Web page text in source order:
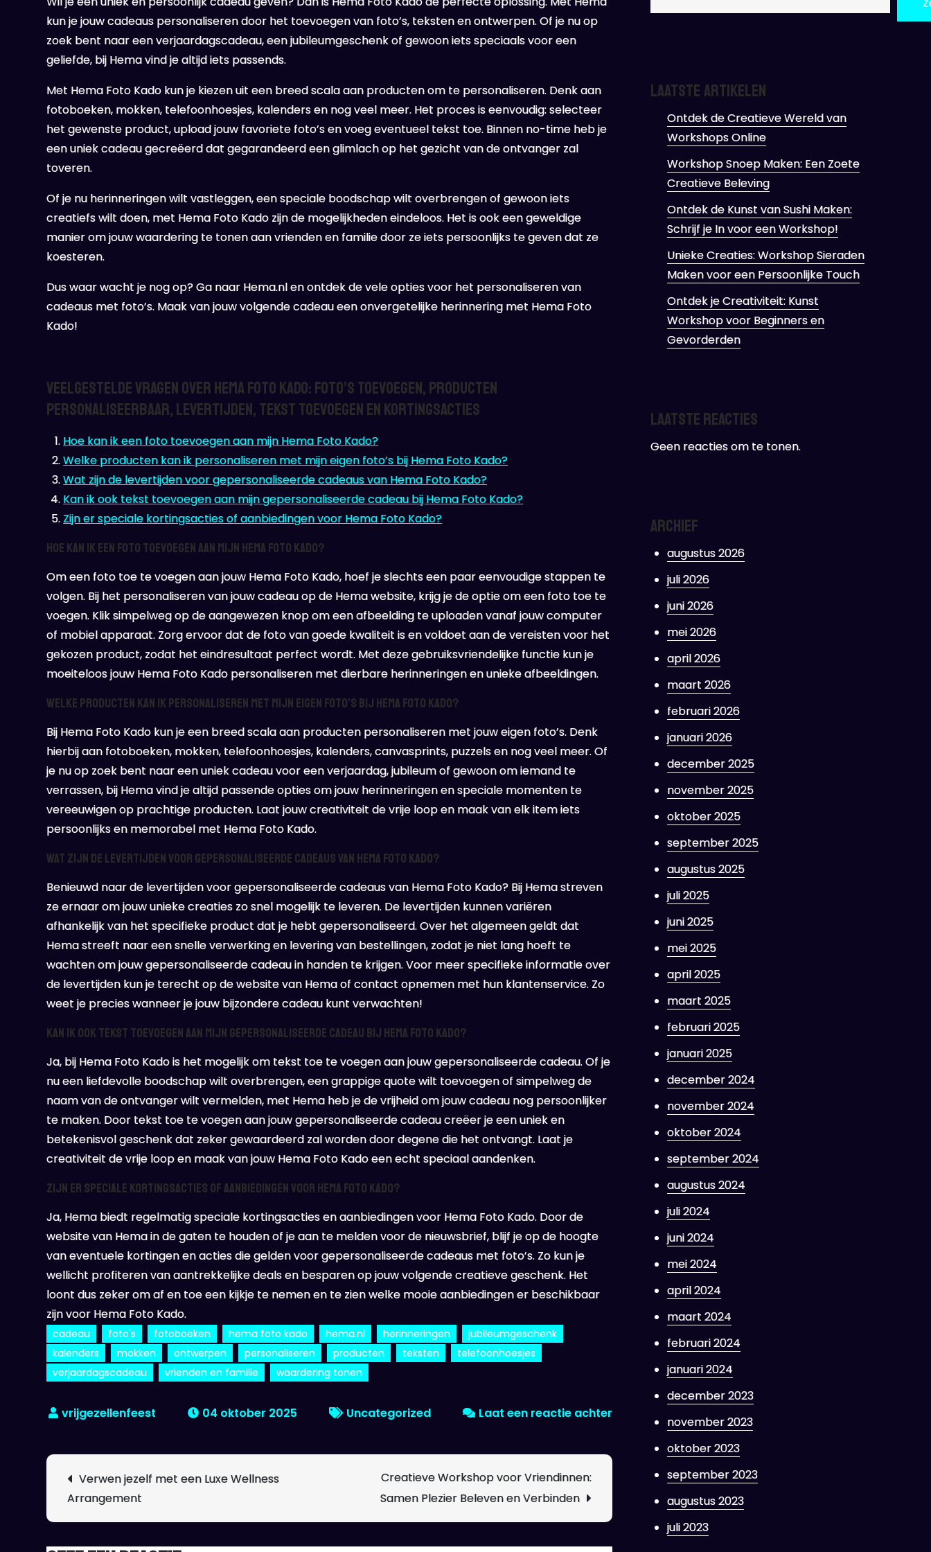
kun je jouw cadeaus personaliseren door het toevoegen van foto’s, teksten en ontwerpen. Of je nu op
zoek bent naar een verjaardagscadeau, een jubileumgeschenk of gewoon iets speciaals voor een
geliefde, bij Hema vind je altijd iets passends.
Met Hema Foto Kado kun je kiezen uit een breed scala aan producten om te personaliseren. Denk aan
fotoboeken, mokken, telefoonhoesjes, kalenders en nog veel meer. Het proces is eenvoudig: selecteer
het gewenste product, upload jouw favoriete foto’s en voeg eventueel tekst toe. Binnen no-time heb je
een uniek cadeau gecreëerd dat gegarandeerd een glimlach op het gezicht van de ontvanger zal
toveren.
Of je nu herinneringen wilt vastleggen, een speciale boodschap wilt overbrengen of gewoon iets
creatiefs wilt doen, met Hema Foto Kado zijn de mogelijkheden eindeloos. Het is ook een geweldige
manier om jouw waardering te tonen aan vrienden en familie door ze iets persoonlijks te geven dat ze
koesteren.
Dus waar wacht je nog op? Ga naar Hema.nl en ontdek de vele opties voor het personaliseren van
cadeaus met foto’s. Maak van jouw volgende cadeau een onvergetelijke herinnering met Hema Foto
Kado!
Veelgestelde Vragen over Hema Foto Kado: Foto’s Toevoegen, Producten
Personaliseerbaar, Levertijden, Tekst Toevoegen en Kortingsacties
Hoe kan ik een foto toevoegen aan mijn Hema Foto Kado?
Welke producten kan ik personaliseren met mijn eigen foto’s bij Hema Foto Kado?
Wat zijn de levertijden voor gepersonaliseerde cadeaus van Hema Foto Kado?
Kan ik ook tekst toevoegen aan mijn gepersonaliseerde cadeau bij Hema Foto Kado?
Zijn er speciale kortingsacties of aanbiedingen voor Hema Foto Kado?
Hoe kan ik een foto toevoegen aan mijn Hema Foto Kado?
Om een foto toe te voegen aan jouw Hema Foto Kado, hoef je slechts een paar eenvoudige stappen te
volgen. Bij het personaliseren van jouw cadeau op de Hema website, krijg je de optie om een foto toe te
voegen. Klik simpelweg op de aangewezen knop om een afbeelding te uploaden vanaf jouw computer
of mobiel apparaat. Zorg ervoor dat de foto van goede kwaliteit is en voldoet aan de vereisten voor het
gekozen product, zodat het eindresultaat perfect wordt. Met deze gebruiksvriendelijke functie kun je
moeiteloos jouw Hema Foto Kado personaliseren met dierbare herinneringen en unieke afbeeldingen.
Welke producten kan ik personaliseren met mijn eigen foto’s bij Hema Foto Kado?
Bij Hema Foto Kado kun je een breed scala aan producten personaliseren met jouw eigen foto’s. Denk
hierbij aan fotoboeken, mokken, telefoonhoesjes, kalenders, canvasprints, puzzels en nog veel meer. Of
je nu op zoek bent naar een uniek cadeau voor een verjaardag, jubileum of gewoon om iemand te
verrassen, bij Hema vind je altijd passende opties om jouw herinneringen en speciale momenten te
vereeuwigen op prachtige producten. Laat jouw creativiteit de vrije loop en maak van elk item iets
persoonlijks en memorabel met Hema Foto Kado.
Wat zijn de levertijden voor gepersonaliseerde cadeaus van Hema Foto Kado?
Benieuwd naar de levertijden voor gepersonaliseerde cadeaus van Hema Foto Kado? Bij Hema streven
ze ernaar om jouw unieke creaties zo snel mogelijk te leveren. De levertijden kunnen variëren
afhankelijk van het specifieke product dat je hebt gepersonaliseerd. Over het algemeen geldt dat
Hema streeft naar een snelle verwerking en levering van bestellingen, zodat je niet lang hoeft te
wachten om jouw gepersonaliseerde cadeau in handen te krijgen. Voor meer specifieke informatie over
de levertijden kun je terecht op de website van Hema of contact opnemen met hun klantenservice. Zo
weet je precies wanneer je jouw bijzondere cadeau kunt verwachten!
Kan ik ook tekst toevoegen aan mijn gepersonaliseerde cadeau bij Hema Foto Kado?
Ja, bij Hema Foto Kado is het mogelijk om tekst toe te voegen aan jouw gepersonaliseerde cadeau. Of je
nu een liefdevolle boodschap wilt overbrengen, een grappige quote wilt toevoegen of simpelweg de
naam van de ontvanger wilt vermelden, met Hema heb je de vrijheid om jouw cadeau nog persoonlijker
te maken. Door tekst toe te voegen aan jouw gepersonaliseerde cadeau creëer je een uniek en
betekenisvol geschenk dat zeker gewaardeerd zal worden door degene die het ontvangt. Laat je
creativiteit de vrije loop en maak van jouw Hema Foto Kado een echt speciaal aandenken.
Zijn er speciale kortingsacties of aanbiedingen voor Hema Foto Kado?
Ja, Hema biedt regelmatig speciale kortingsacties en aanbiedingen voor Hema Foto Kado. Door de
website van Hema in de gaten te houden of je aan te melden voor de nieuwsbrief, blijf je op de hoogte
van eventuele kortingen en acties die gelden voor gepersonaliseerde cadeaus met foto’s. Zo kun je
wellicht profiteren van aantrekkelijke deals en besparen op jouw volgende creatieve geschenk. Het
loont dus zeker om af en toe een kijkje te nemen en te zien welke mooie aanbiedingen er beschikbaar
zijn voor Hema Foto Kado.
cadeau foto's fotoboeken hema foto kado hema.nl herinneringen
jubileumgeschenk
kalenders
mokken ontwerpen personaliseren producten teksten
telefoonhoesjes
verjaardagscadeau
vrienden en familie waardering tonen
04 oktober 2025 Uncategorized Laat een reactie achterop
Cadeaus
Maak
Berichtnavigatie
Verwen jezelf met een Luxe Wellness
Arrangement
Creatieve Workshop voor Vriendinnen:
Samen Plezier Beleven en Verbinden
Laatste artikelen
Ontdek de Creatieve Wereld van
Workshops Online
Workshop Snoep Maken: Een Zoete
Creatieve Beleving
Ontdek de Kunst van Sushi Maken:
Schrijf je In voor een Workshop!
Unieke Creaties: Workshop Sieraden
Maken voor een Persoonlijke Touch
Ontdek je Creativiteit: Kunst
Workshop voor Beginners en
Gevorderden
Laatste reacties
Geen reacties om te tonen.
Archief
augustus 2026
juli 2026
juni 2026
mei 2026
april 2026
maart 2026
februari 2026
januari 2026
december 2025
november 2025
oktober 2025
september 2025
augustus 2025
juli 2025
juni 2025
mei 2025
april 2025
maart 2025
februari 2025
januari 2025
december 2024
november 2024
oktober 2024
september 2024
augustus 2024
juli 2024
juni 2024
mei 2024
april 2024
maart 2024
februari 2024
januari 2024
december 2023
november 2023
oktober 2023
september 2023
augustus 2023
juli 2023